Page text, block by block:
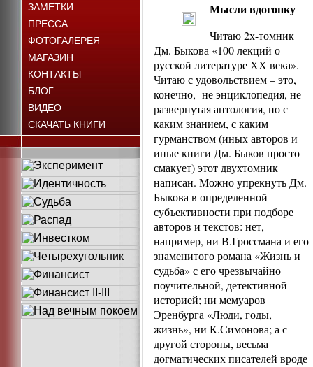
ЗАМЕТКИ
ПРЕССА
ФОТОГАЛЕРЕЯ
МАГАЗИН
КОНТАКТЫ
БЛОГ
ВИДЕО
СКАЧАТЬ КНИГИ
Мысли вдогонку
Читаю 2х-томник
Дм. Быкова «100 лекций о
русской литературе ХХ века».
Читаю с удовольствием – это,
конечно, не энциклопедия, не
развернутая антология, но с
каким знанием, с каким
гурманством (иных авторов и
иные книги Дм. Быков просто
смакует) этот двухтомник
написан. Можно упрекнуть Дм.
Быкова в определенной
субъективности при подборе
авторов и текстов: нет,
например, ни В.Гроссмана и его
знаменитого романа «Жизнь и
судьба» с его чрезвычайно
поучительной, детективной
историей; ни мемуаров
Эренбурга «Люди, годы,
жизнь», ни К.Симонова; а с
другой стороны, весьма
догматических писателей вроде